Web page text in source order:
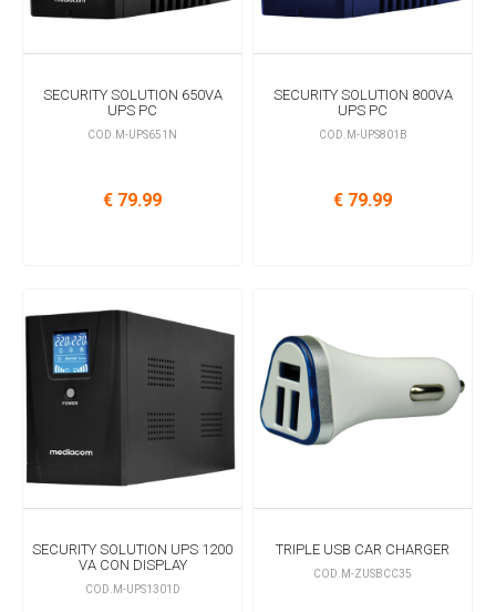
SECURITY SOLUTION 650VA
UPS PC
COD.M-UPS651N
€ 79.99
SECURITY SOLUTION 800VA
UPS PC
COD.M-UPS801B
€ 79.99
SECURITY SOLUTION UPS 1200
VA CON DISPLAY
COD.M-UPS1301D
TRIPLE USB CAR CHARGER
COD.M-ZUSBCC35